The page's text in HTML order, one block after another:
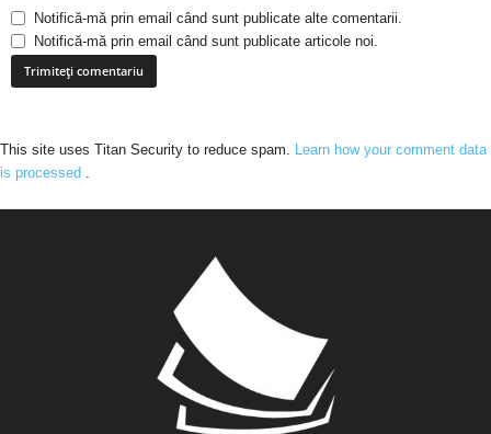
Notifică-mă prin email când sunt publicate alte comentarii.
Notifică-mă prin email când sunt publicate articole noi.
This site uses Titan Security to reduce spam.
Learn how your comment data
is processed